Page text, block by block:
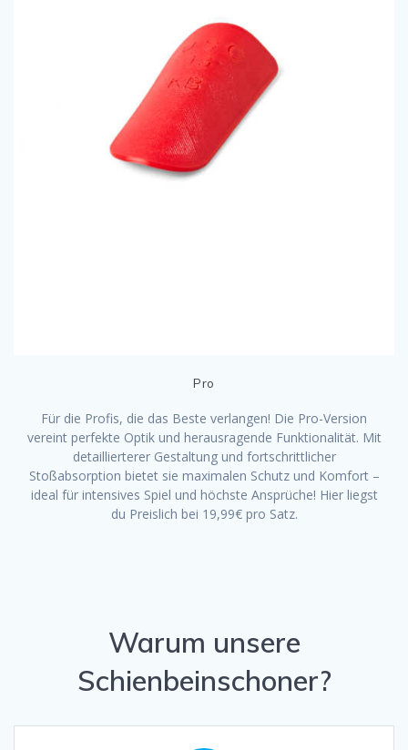
Pro
Für die Profis, die das Beste verlangen! Die Pro-Version
vereint perfekte Optik und herausragende Funktionalität. Mit
detaillierterer Gestaltung und fortschrittlicher
Stoßabsorption bietet sie maximalen Schutz und Komfort –
ideal für intensives Spiel und höchste Ansprüche! Hier liegst
du Preislich bei 19,99€ pro Satz.
Warum unsere
Schienbeinschoner?